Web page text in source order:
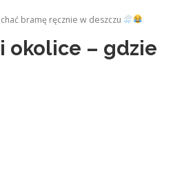
bramę ręcznie w deszczu
okolice – gdzie